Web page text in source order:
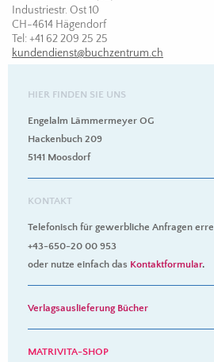
Industriestr. Ost 10
CH-4614 Hägendorf
Tel: +41 62 209 25 25
kundendienst@buchzentrum.ch
HIER FINDEN SIE UNS
Engelalm Lämmermeyer OG
Hackenbuch 209
5141 Moosdorf
KONTAKT
Telefonisch für gewerbliche Anfragen
+43-650-20 00 953
oder nutze einfach das Kontaktformular.
Verlagsauslieferung Bücher
MATRIVITA-SHOP